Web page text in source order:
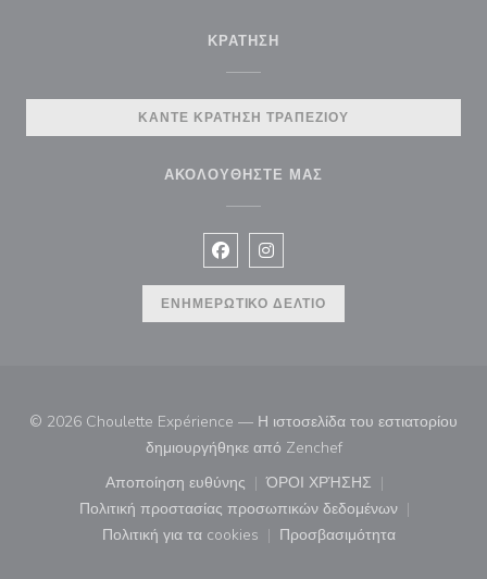
ΚΡΆΤΗΣΗ
ΚΆΝΤΕ ΚΡΆΤΗΣΗ ΤΡΑΠΕΖΙΟΎ
ΑΚΟΛΟΥΘΉΣΤΕ ΜΑΣ
Facebook ((ανοίγει σε νέο
Instagram ((ανοίγει σε νέο
ΕΝΗΜΕΡΩΤΙΚΌ ΔΕΛΤΊΟ
© 2026 Choulette Expérience — Η ιστοσελίδα του εστιατορίου
δημιουργήθηκε από Zenchef((ανοίγει σε νέο
Αποποίηση ευθύνης
((ανοίγει σε νέο παράθυρο))
ΌΡΟΙ ΧΡΉΣΗΣ
((ανοίγει σε νέο
Πολιτική προστασίας προσωπικών δεδομένων
((ανοίγει σε νέο παράθυρο))
Πολιτική για τα cookies
((ανοίγει σε νέο παράθυρο))
Προσβασιμότητα
((ανοίγει σε νέο